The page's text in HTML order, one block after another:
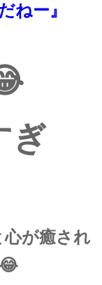
ねー』
ぎ
心が癒され